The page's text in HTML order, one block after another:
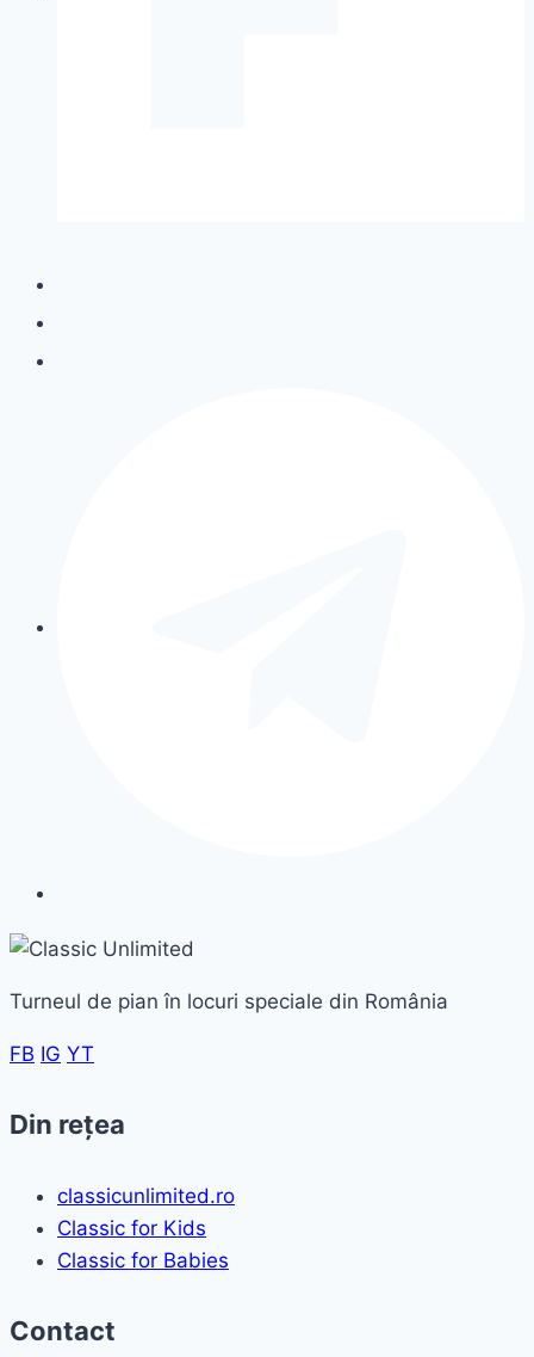
Turneul de pian în locuri speciale din România
FB IG YT
Din rețea
classicunlimited.ro
Classic for Kids
Classic for Babies
Contact